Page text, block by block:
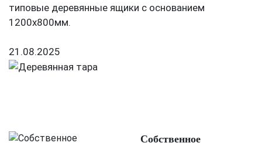
типовые деревянные ящики с основанием
1200х800мм.
21.08.2025
Собственное